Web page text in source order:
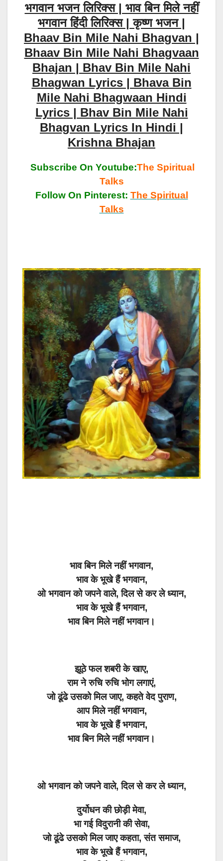
भगवान भजन लिरिक्स | भाव बिन मिले नहीं
भगवान हिंदी लिरिक्स | कृष्ण भजन |
Bhaav Bin Mile Nahi Bhagvan |
Bhaav Bin Mile Nahi Bhagvaan
Bhajan | Bhav Bin Mile Nahi
Bhagwan Lyrics | Bhava Bin
Mile Nahi Bhagwaan Hindi
Lyrics | Bhav Bin Mile Nahi
Bhagvan Lyrics In Hindi |
Krishna Bhajan
Subscribe On Youtube:The Spiritual
Talks
Follow On Pinterest: The Spiritual
Talks
भाव बिन मिले नहीं भगवान,
भाव के भूखे हैं भगवान,
ओ भगवान को जपने वाले, दिल से कर ले ध्यान,
भाव के भूखे हैं भगवान,
भाव बिन मिले नहीं भगवान।
झूठे फल शबरी के खाए,
राम ने रुचि रुचि भोग लगाएं,
जो ढूंढे उसको मिल जाए, कहते वेद पुराण,
आप मिले नहीं भगवान,
भाव के भूखे हैं भगवान,
भाव बिन मिले नहीं भगवान।
ओ भगवान को जपने वाले, दिल से कर ले ध्यान,
दुर्योधन की छोड़ी मेवा,
भा गई विदुरानी की सेवा,
जो ढूंढे उसको मिल जाए कहता, संत समाज,
भाव के भूखे हैं भगवान,